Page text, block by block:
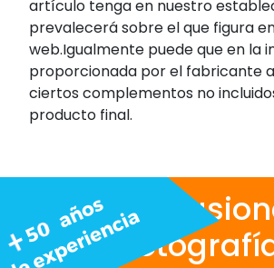
artículo tenga en nuestro
prevalecerá sobre el que figura
web.Igualmente puede que en la
proporcionada por el fabricante
ciertos complementos no
producto final.
Nos